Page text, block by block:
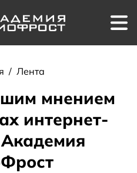
/ Лента
мнением
интернет-